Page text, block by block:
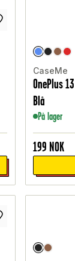
CaseMe
OnePlus
Blå
På lager
199 NOK